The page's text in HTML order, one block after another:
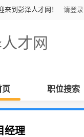
来到彭泽人才网！ 请登录
才网
页 职位搜索
经理